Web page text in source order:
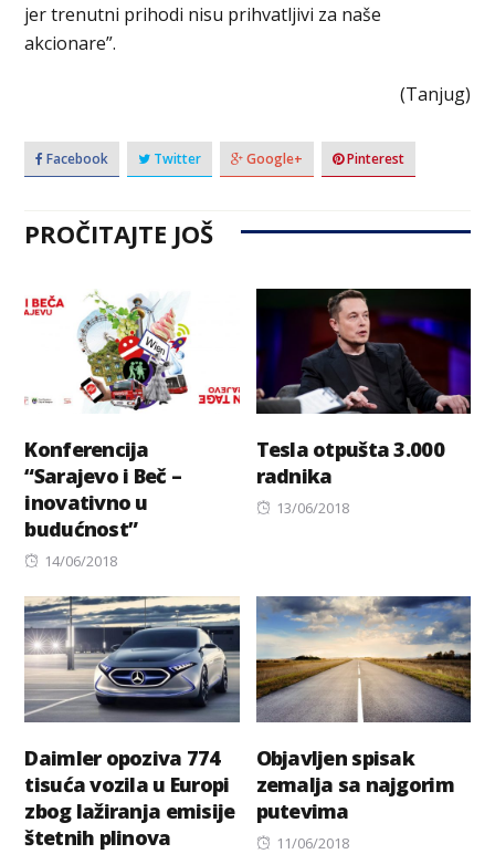
jer trenutni prihodi nisu prihvatljivi za naše
akcionare”.
(Tanjug)
Facebook Twitter Google+ Pinterest
PROČITAJTE JOŠ
Konferencija
“Sarajevo i Beč –
inovativno u
budućnost”
Posted
14/06/2018
Tesla otpušta 3.000
radnika
Posted
13/06/2018
Daimler opoziva 774
tisuća vozila u Europi
zbog lažiranja emisije
štetnih plinova
Objavljen spisak
zemalja sa najgorim
putevima
Posted
11/06/2018